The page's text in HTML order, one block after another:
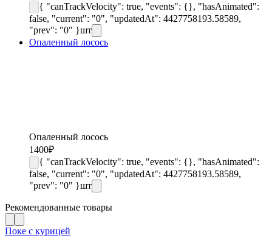
{ "canTrackVelocity": true, "events": {}, "hasAnimated":
false, "current": "0", "updatedAt": 4427758193.58589,
"prev": "0" }шт
Опаленный лосось
Опаленный лосось
1400₽
{ "canTrackVelocity": true, "events": {}, "hasAnimated":
false, "current": "0", "updatedAt": 4427758193.58589,
"prev": "0" }шт
Рекомендованные товары
Поке с курицей